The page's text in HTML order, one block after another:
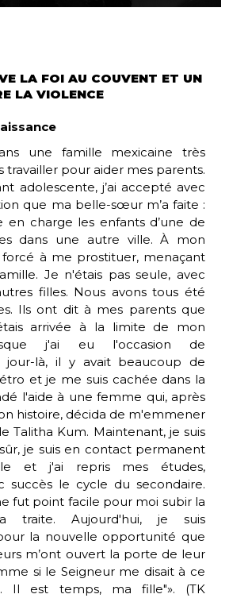
LA FOI AU COUVENT ET UN
LA VIOLENCE
une famille mexicaine très
travailler pour aider mes parents.
adolescente, j’ai accepté avec
que ma belle-sœur m’a faite :
charge les enfants d’une de
dans une autre ville. À mon
à me prostituer, menaçant
Je n'étais pas seule, avec
filles. Nous avons tous été
Ils ont dit à mes parents que
arrivée à la limite de mon
j'ai eu l'occasion de
jour-là, il y avait beaucoup de
et je me suis cachée dans la
l'aide à une femme qui, après
histoire, décida de m'emmener
Talitha Kum. Maintenant, je suis
je suis en contact permanent
et j'ai repris mes études,
succès le cycle du secondaire.
fut point facile pour moi subir la
traite. Aujourd'hui, je suis
la nouvelle opportunité que
m’ont ouvert la porte de leur
si le Seigneur me disait à ce
Il est temps, ma fille"». (TK